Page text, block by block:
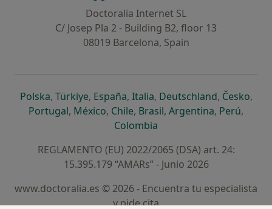
Doctoralia Internet SL
C/ Josep Pla 2 - Building B2, floor 13
08019 Barcelona, Spain
Polskase abre en una nueva pestaña
, Türkiyese abre en una nueva pestaña
, Españase abre en una nueva pestaña
, Italiase abre en una nueva
, Deutschlandse abre en
, Českose
,
Portugalse abre en una nueva pestaña
, Méxicose abre en una nueva pestaña
, Chilese abre en una nueva pestaña
, Brasilse abre en una nueva
, Argentinase abre en
, Perúse
,
Colombia
REGLAMENTO (EU) 2022/2065 (DSA) art. 24:
15.395.179 “AMARs” - Junio 2026
www.doctoralia.es © 2026 - Encuentra tu especialista
y pide cita